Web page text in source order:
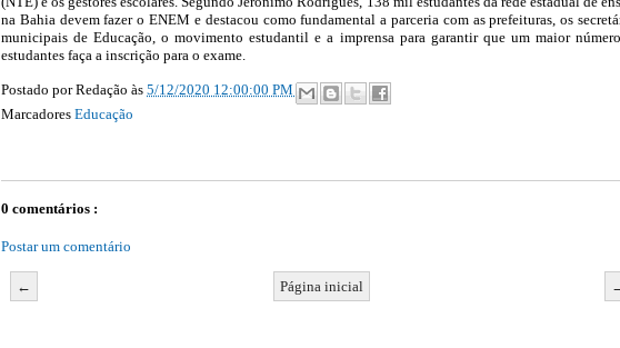
na Bahia devem fazer o ENEM e destacou como fundamental a parceria com as prefeituras, os
municipais de Educação, o movimento estudantil e a imprensa para garantir que um maior
estudantes faça a inscrição para o exame.
Postado porRedação às 5/12/2020 12:00:00 PM
Marcadores Educação
0 comentários :
Postar um comentário
← Página inicial